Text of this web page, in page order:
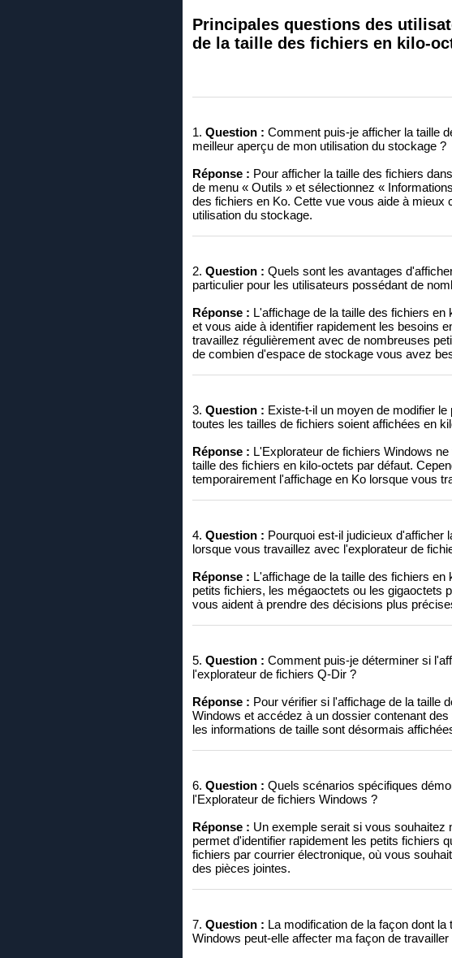
Principales questions des
de la taille des fichiers en kilo-
1. Question : Comment puis-je afficher la taille
meilleur aperçu de mon utilisation du stockage ?
Réponse : Pour afficher la taille des fichiers
de menu « Outils » et sélectionnez «
des fichiers en Ko. Cette vue vous aide à
utilisation du stockage.
2. Question : Quels sont les avantages
particulier pour les utilisateurs possédant de
Réponse : L'affichage de la taille des fichiers
et vous aide à identifier rapidement les besoins
travaillez régulièrement avec de nombreuses
de combien d'espace de stockage vous avez
3. Question : Existe-t-il un moyen de modifier
toutes les tailles de fichiers soient affichées en
Réponse : L'Explorateur de fichiers Windows
taille des fichiers en kilo-octets par défaut.
temporairement l'affichage en Ko lorsque vous
4. Question : Pourquoi est-il judicieux d'afficher
lorsque vous travaillez avec l'explorateur de
Réponse : L'affichage de la taille des fichiers
petits fichiers, les mégaoctets ou les gigaoctets
vous aident à prendre des décisions plus
5. Question : Comment puis-je déterminer si
l'explorateur de fichiers Q-Dir ?
Réponse : Pour vérifier si l'affichage de la taille
Windows et accédez à un dossier contenant
les informations de taille sont désormais
6. Question : Quels scénarios spécifiques
l'Explorateur de fichiers Windows ?
Réponse : Un exemple serait si vous souhaitez
permet d'identifier rapidement les petits fichiers
fichiers par courrier électronique, où vous
des pièces jointes.
7. Question : La modification de la façon dont
Windows peut-elle affecter ma façon de travailler